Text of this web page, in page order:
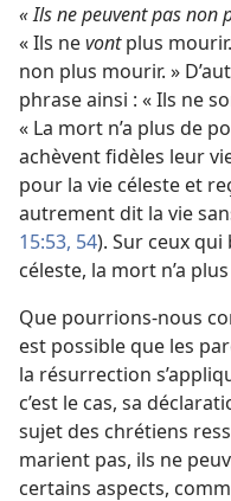
« Ils ne peuvent pas non
« Ils nevontplus
non plus mourir. »
phrase ainsi : « Ils ne
« La mort n’a plus de
achèvent fidèles leur
pour la vie céleste et
autrement dit la vie
15:53, 54). Sur ceux
céleste, la mort n’a
Que pourrions-nous
est possible que les
la résurrection
c’est le cas, sa
sujet des chrétiens
marient pas, ils ne
certains aspects,